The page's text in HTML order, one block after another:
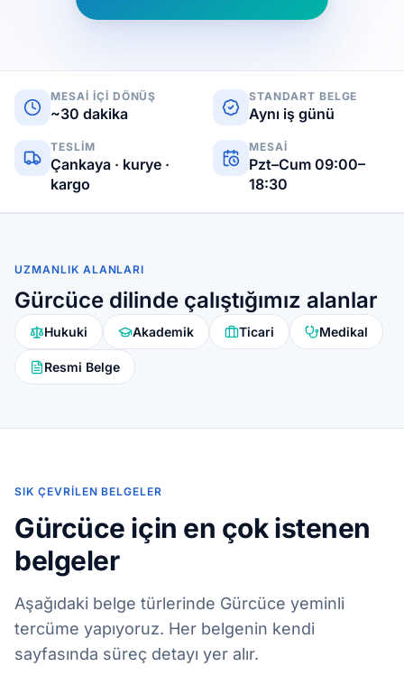
MESAI IÇI DÖNÜŞ
~30 dakika
STANDART BELGE
Aynı iş günü
TESLIM
Çankaya · kurye ·
kargo
MESAI
Pzt–Cum 09:00–
18:30
UZMANLIK ALANLARI
Gürcüce dilinde çalıştığımız alanlar
Hukuki Akademik Ticari Medikal
Resmi Belge
SIK ÇEVRILEN BELGELER
Gürcüce için en çok istenen
belgeler
Aşağıdaki belge türlerinde Gürcüce yeminli
tercüme yapıyoruz. Her belgenin kendi
sayfasında süreç detayı yer alır.